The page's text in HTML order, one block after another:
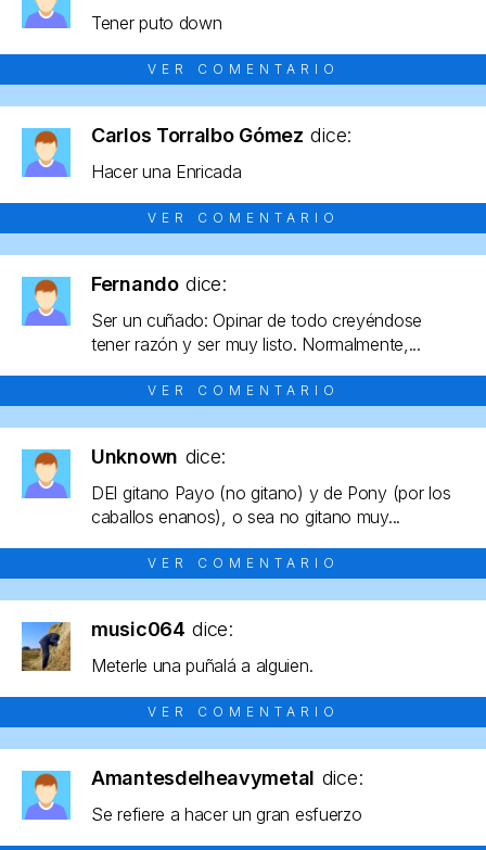
Tener puto down
VER COMENTARIO
Carlos Torralbo Gómez dice:
Hacer una Enricada
VER COMENTARIO
Fernando dice:
Ser un cuñado: Opinar de todo creyéndose
tener razón y ser muy listo. Normalmente,...
VER COMENTARIO
Unknown dice:
DEl gitano Payo (no gitano) y de Pony (por los
caballos enanos), o sea no gitano muy...
VER COMENTARIO
music064 dice:
Meterle una puñalá a alguien.
VER COMENTARIO
Amantesdelheavymetal dice:
Se refiere a hacer un gran esfuerzo